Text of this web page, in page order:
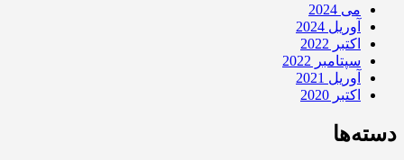
می 2024
آوریل 2024
اکتبر 2022
سپتامبر 2022
آوریل 2021
اکتبر 2020
دسته‌ها